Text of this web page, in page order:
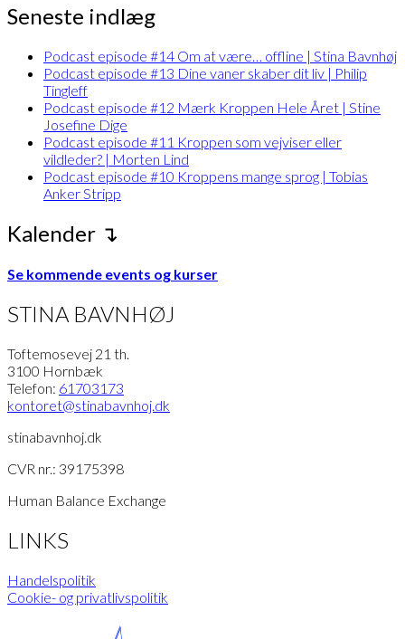
Seneste indlæg
Podcast episode #14 Om at være… offline | Stina Bavnhøj
Podcast episode #13 Dine vaner skaber dit liv | Philip
Tingleff
Podcast episode #12 Mærk Kroppen Hele Året | Stine
Josefine Dige
Podcast episode #11 Kroppen som vejviser eller
vildleder? | Morten Lind
Podcast episode #10 Kroppens mange sprog | Tobias
Anker Stripp
Kalender ↴
Se kommende events og kurser
STINA BAVNHØJ
Toftemosevej 21 th.
3100 Hornbæk
Telefon: 61703173
kontoret@stinabavnhoj.dk
stinabavnhoj.dk
CVR nr.: 39175398
Human Balance Exchange
LINKS
Handelspolitik
Cookie- og privatlivspolitik